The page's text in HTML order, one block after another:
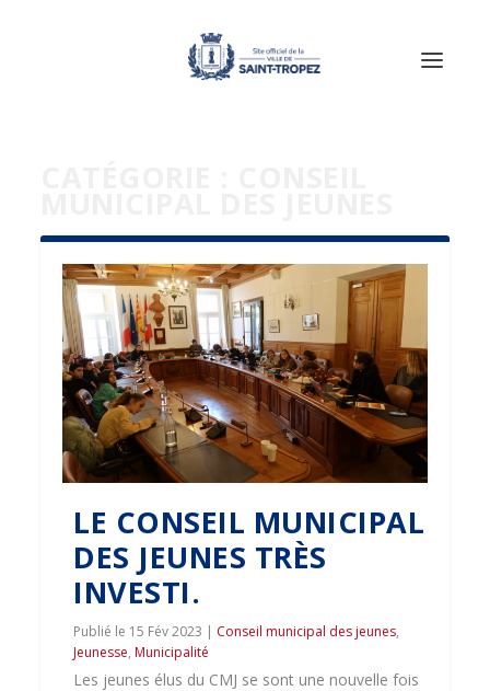
LE CONSEIL MUNICIPAL
DES JEUNES TRÈS
INVESTI.
15 Fév 2023 | Conseil municipal des jeunes,
Jeunesse,Municipalité
Les jeunes élus du CMJ se sont une nouvelle fois